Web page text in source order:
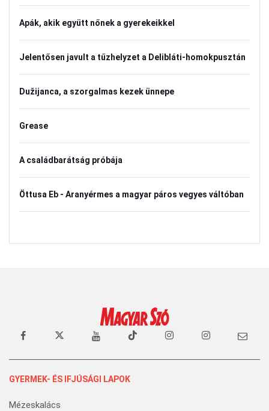
Apák, akik együtt nőnek a gyerekeikkel
Jelentősen javult a tűzhelyzet a Delibláti-homokpusztán
Dužijanca, a szorgalmas kezek ünnepe
Grease
A családbarátság próbája
Öttusa Eb - Aranyérmes a magyar páros vegyes váltóban
GYERMEK- ÉS IFJÚSÁGI LAPOK
Mézeskalács